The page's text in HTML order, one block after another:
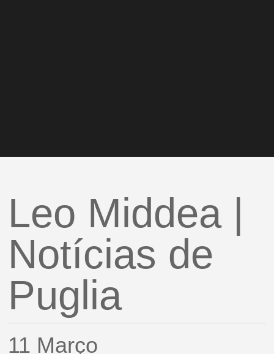
Leo Middea |
Notícias de
Puglia
11 Março